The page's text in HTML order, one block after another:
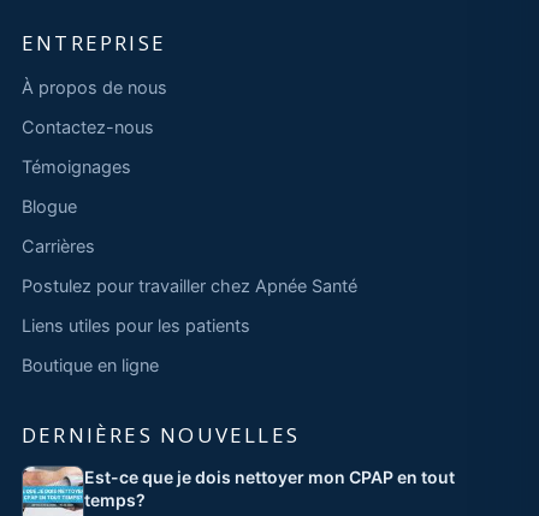
ENTREPRISE
À propos de nous
Contactez-nous
Témoignages
Blogue
Carrières
Postulez pour travailler chez Apnée Santé
Liens utiles pour les patients
Boutique en ligne
DERNIÈRES NOUVELLES
Est-ce que je dois nettoyer mon CPAP en tout
temps?